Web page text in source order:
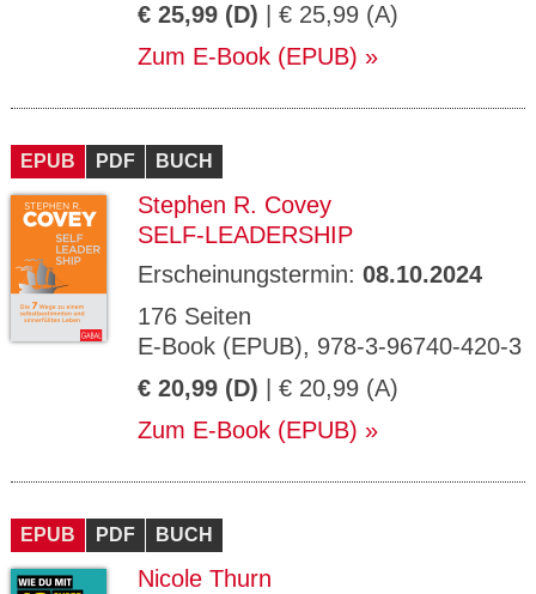
€ 25,99 (D) | € 25,99 (A)
Zum E-Book (EPUB)
EPUB PDF BUCH
Stephen R. Covey
SELF-LEADERSHIP
Erscheinungstermin: 08.10.2024
176 Seiten
E-Book (EPUB), 978-3-96740-420-3
€ 20,99 (D) | € 20,99 (A)
Zum E-Book (EPUB)
EPUB PDF BUCH
Nicole Thurn